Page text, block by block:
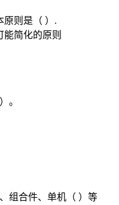
原则是（ ）.
简化的原则
。
组合件、单机（ ）等